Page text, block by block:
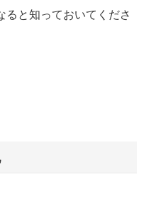
ると知っておいてくださ